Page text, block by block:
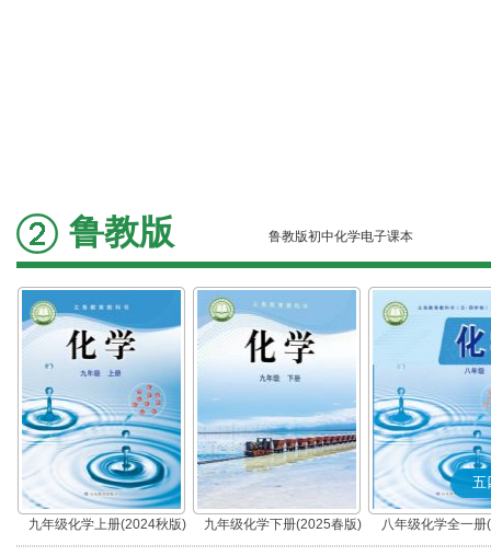
鲁教版 鲁教版初中化学电子课本
九年级化学上册(2024秋版) 九年级化学下册(2025春版)
五
八年级化学全一册
版)